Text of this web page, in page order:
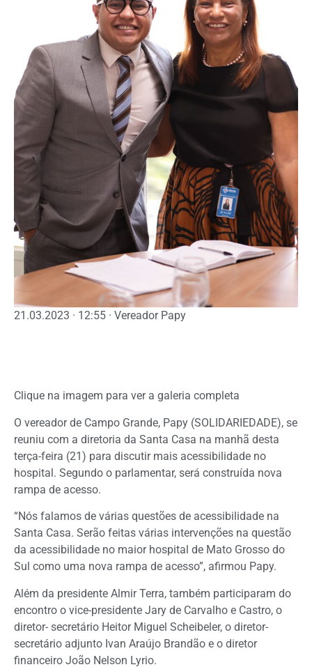
21.03.2023 · 12:55 · Vereador Papy
Clique na imagem para ver a galeria completa
O vereador de Campo Grande, Papy (SOLIDARIEDADE), se
reuniu com a diretoria da Santa Casa na manhã desta
terça-feira (21) para discutir mais acessibilidade no
hospital. Segundo o parlamentar, será construída nova
rampa de acesso.
“Nós falamos de várias questões de acessibilidade na
Santa Casa. Serão feitas várias intervenções na questão
da acessibilidade no maior hospital de Mato Grosso do
Sul como uma nova rampa de acesso”, afirmou Papy.
Além da presidente Almir Terra, também participaram do
encontro o vice-presidente Jary de Carvalho e Castro, o
diretor- secretário Heitor Miguel Scheibeler, o diretor-
secretário adjunto Ivan Araújo Brandão e o diretor
financeiro João Nelson Lyrio.